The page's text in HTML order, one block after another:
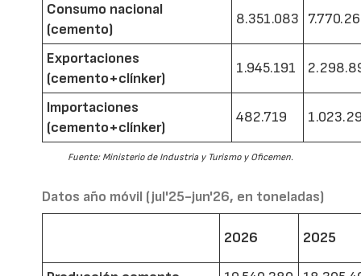
Consumo nacional
(cemento)
8.351.083
Exportaciones
(cemento+clínker)
1.945.191
Importaciones
(cemento+clínker)
482.719
Fuente: Ministerio de Industria y Turismo y Oficemen.
Datos año móvil (jul'25-jun'26, en toneladas)
2026 2025